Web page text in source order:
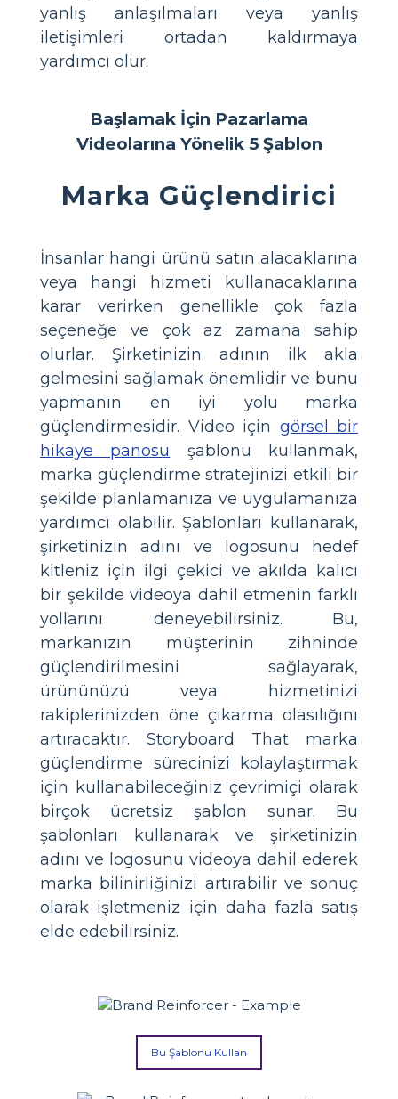
yanlış anlaşılmaları veya yanlış
iletişimleri ortadan kaldırmaya
yardımcı olur.
Başlamak İçin Pazarlama
Videolarına Yönelik 5 Şablon
Marka Güçlendirici
İnsanlar hangi ürünü satın alacaklarına
veya hangi hizmeti kullanacaklarına
karar verirken genellikle çok fazla
seçeneğe ve çok az zamana sahip
olurlar. Şirketinizin adının ilk akla
gelmesini sağlamak önemlidir ve bunu
yapmanın en iyi yolu marka
güçlendirmesidir. Video için görsel bir
hikaye panosu
şablonu kullanmak,
marka güçlendirme stratejinizi etkili bir
şekilde planlamanıza ve uygulamanıza
yardımcı olabilir. Şablonları kullanarak,
şirketinizin adını ve logosunu hedef
kitleniz için ilgi çekici ve akılda kalıcı
bir şekilde videoya dahil etmenin farklı
yollarını deneyebilirsiniz. Bu,
markanızın müşterinin zihninde
güçlendirilmesini sağlayarak,
ürününüzü veya hizmetinizi
rakiplerinizden öne çıkarma olasılığını
artıracaktır. Storyboard That marka
güçlendirme sürecinizi kolaylaştırmak
için kullanabileceğiniz çevrimiçi olarak
birçok ücretsiz şablon sunar. Bu
şablonları kullanarak ve şirketinizin
adını ve logosunu videoya dahil ederek
marka bilinirliğinizi artırabilir ve sonuç
olarak işletmeniz için daha fazla satış
elde edebilirsiniz.
Bu Şablonu Kullan